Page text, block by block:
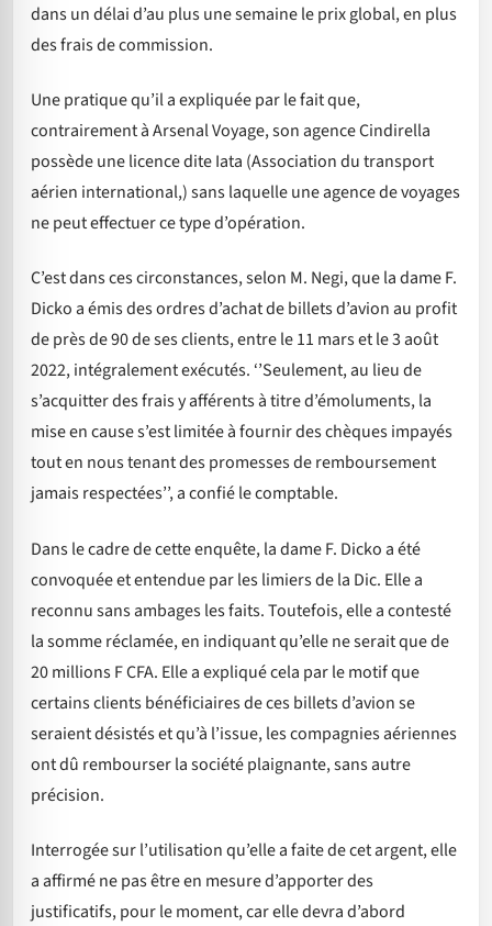
dans un délai d’au plus une semaine le prix global, en plus
des frais de commission.
Une pratique qu’il a expliquée par le fait que,
contrairement à Arsenal Voyage, son agence Cindirella
possède une licence dite Iata (Association du transport
aérien international,) sans laquelle une agence de voyages
ne peut effectuer ce type d’opération.
C’est dans ces circonstances, selon M. Negi, que la dame F.
Dicko a émis des ordres d’achat de billets d’avion au profit
de près de 90 de ses clients, entre le 11 mars et le 3 août
2022, intégralement exécutés. ‘’Seulement, au lieu de
s’acquitter des frais y afférents à titre d’émoluments, la
mise en cause s’est limitée à fournir des chèques impayés
tout en nous tenant des promesses de remboursement
jamais respectées’’, a confié le comptable.
Dans le cadre de cette enquête, la dame F. Dicko a été
convoquée et entendue par les limiers de la Dic. Elle a
reconnu sans ambages les faits. Toutefois, elle a contesté
la somme réclamée, en indiquant qu’elle ne serait que de
20 millions F CFA. Elle a expliqué cela par le motif que
certains clients bénéficiaires de ces billets d’avion se
seraient désistés et qu’à l’issue, les compagnies aériennes
ont dû rembourser la société plaignante, sans autre
précision.
Interrogée sur l’utilisation qu’elle a faite de cet argent, elle
a affirmé ne pas être en mesure d’apporter des
justificatifs, pour le moment, car elle devra d’abord